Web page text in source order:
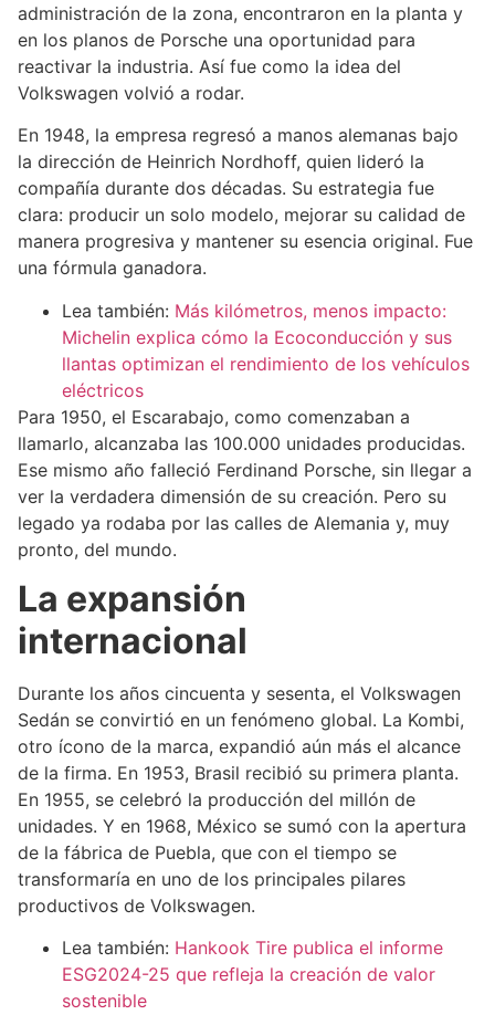
administración de la zona, encontraron en la planta y
en los planos de Porsche una oportunidad para
reactivar la industria. Así fue como la idea del
Volkswagen volvió a rodar.
En 1948, la empresa regresó a manos alemanas bajo
la dirección de Heinrich Nordhoff, quien lideró la
compañía durante dos décadas. Su estrategia fue
clara: producir un solo modelo, mejorar su calidad de
manera progresiva y mantener su esencia original. Fue
una fórmula ganadora.
Lea también: Más kilómetros, menos impacto:
Michelin explica cómo la Ecoconducción y sus
llantas optimizan el rendimiento de los vehículos
eléctricos
Para 1950, el Escarabajo, como comenzaban a
llamarlo, alcanzaba las 100.000 unidades producidas.
Ese mismo año falleció Ferdinand Porsche, sin llegar a
ver la verdadera dimensión de su creación. Pero su
legado ya rodaba por las calles de Alemania y, muy
pronto, del mundo.
La expansión
internacional
Durante los años cincuenta y sesenta, el Volkswagen
Sedán se convirtió en un fenómeno global. La Kombi,
otro ícono de la marca, expandió aún más el alcance
de la firma. En 1953, Brasil recibió su primera planta.
En 1955, se celebró la producción del millón de
unidades. Y en 1968, México se sumó con la apertura
de la fábrica de Puebla, que con el tiempo se
transformaría en uno de los principales pilares
productivos de Volkswagen.
Lea también: Hankook Tire publica el informe
ESG2024-25 que refleja la creación de valor
sostenible